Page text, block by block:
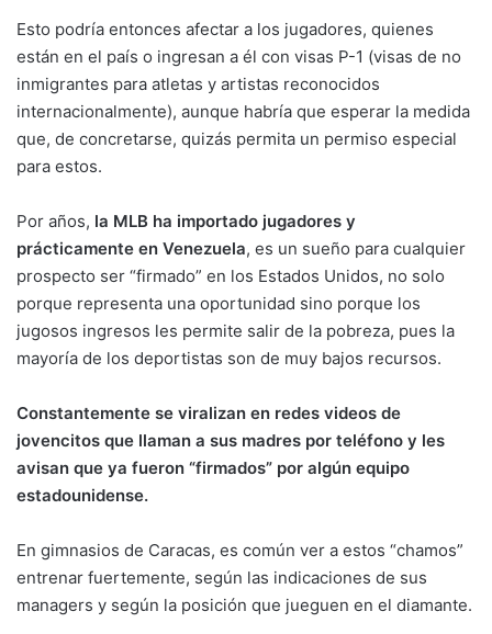
Esto podría entonces afectar a los jugadores, quienes
están en el país o ingresan a él con visas P-1 (visas de no
inmigrantes para atletas y artistas reconocidos
internacionalmente), aunque habría que esperar la medida
que, de concretarse, quizás permita un permiso especial
para estos.
Por años, la MLB ha importado jugadores y
prácticamente en Venezuela, es un sueño para cualquier
prospecto ser “firmado” en los Estados Unidos, no solo
porque representa una oportunidad sino porque los
jugosos ingresos les permite salir de la pobreza, pues la
mayoría de los deportistas son de muy bajos recursos.
Constantemente se viralizan en redes videos de
jovencitos que llaman a sus madres por teléfono y les
avisan que ya fueron “firmados” por algún equipo
estadounidense.
En gimnasios de Caracas, es común ver a estos “chamos”
entrenar fuertemente, según las indicaciones de sus
managers y según la posición que jueguen en el diamante.